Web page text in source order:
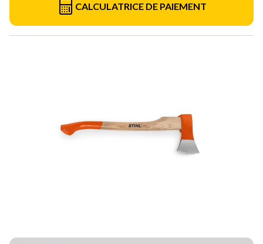
CALCULATRICE DE PAIEMENT